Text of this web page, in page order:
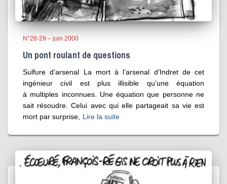
N°28-29 – juin 2000
Un pont roulant de questions
Sulfure d’arsenal La mort à l’arsenal d’Indret de cet
ingénieur civil est plus illisible qu’une équation
à multiples inconnues. Une équation que personne ne
sait résoudre. Celui avec qui elle partageait sa vie est
mort par surprise,
Lire la suite